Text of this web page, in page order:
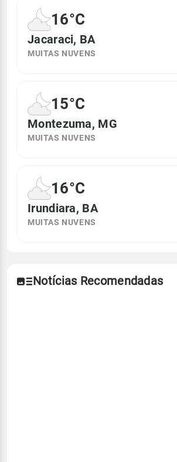
16°C
Jacaraci, BA
MUITAS NUVENS
15°C
Montezuma, MG
MUITAS NUVENS
16°C
Irundiara, BA
MUITAS NUVENS
Notícias Recomendadas